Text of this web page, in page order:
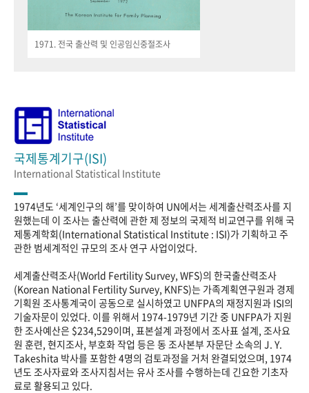
1971. 전국 출산력 및 인공임신중절조사
국제통계기구(ISI)
International Statistical Institute
1974년도 ‘세계인구의 해’를 맞이하여 UN에서는 세계출산력조사를 지
원했는데 이 조사는 출산력에 관한 제 정보의 국제적 비교연구를 위해 국
제통계학회(International Statistical Institute : ISI)가 기획하고 주
관한 범세계적인 규모의 조사 연구 사업이었다.
세계출산력조사(World Fertility Survey, WFS)의 한국출산력조사
(Korean National Fertility Survey, KNFS)는 가족계획연구원과 경제
기획원 조사통계국이 공동으로 실시하였고 UNFPA의 재정지원과 ISI의
기술자문이 있었다. 이를 위해서 1974-1979년 기간 중 UNFPA가 지원
한 조사예산은 $234,529이며, 표본설계 과정에서 조사표 설계, 조사요
원 훈련, 현지조사, 부호화 작업 등은 동 조사본부 자문단 소속의 J. Y.
Takeshita 박사를 포함한 4명의 검토과정을 거처 완결되었으며, 1974
년도 조사자료와 조사지침서는 유사 조사를 수행하는데 긴요한 기초자
료로 활용되고 있다.